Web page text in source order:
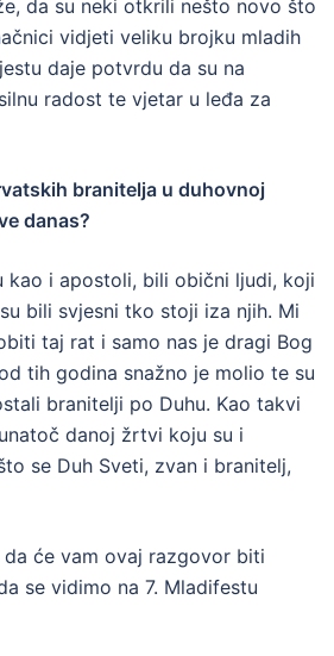
da su neki otkrili nešto novo što
vidjeti veliku brojku mladih
daje potvrdu da su na
radost te vjetar u leđa za
branitelja u duhovnoj
danas?
kao i apostoli, bili obični ljudi, koji
bili svjesni tko stoji iza njih. Mi
taj rat i samo nas je dragi Bog
tih godina snažno je molio te su
branitelji po Duhu. Kao takvi
danoj žrtvi koju su i
se Duh Sveti, zvan i branitelj,
da će vam ovaj razgovor biti
se vidimo na 7. Mladifestu